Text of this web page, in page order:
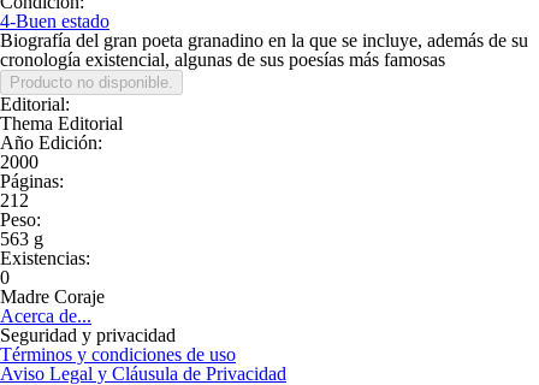
4-Buen estado
Biografía del gran poeta granadino en la que se incluye, además de su
cronología existencial, algunas de sus poesías más famosas
Editorial:
Thema Editorial
Año Edición:
2000
Páginas:
212
Peso:
563 g
Existencias:
0
Madre Coraje
Acerca de...
Seguridad y privacidad
Términos y condiciones de uso
Aviso Legal y Cláusula de Privacidad